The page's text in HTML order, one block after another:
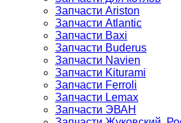
Запчасти Ariston
Запчасти Atlantic
Запчасти Baxi
Запчасти Buderus
Запчасти Navien
Запчасти Kiturami
Запчасти Ferroli
Запчасти Lemax
Запчасти ЭВАН